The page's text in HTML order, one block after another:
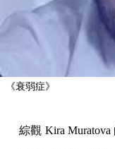
《衰弱症》
綜觀 Kira